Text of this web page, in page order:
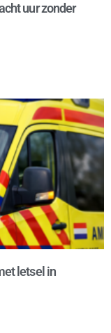
uur zonder
letsel in